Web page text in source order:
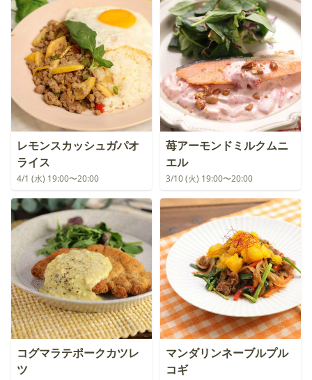
レモンスカッシュガパオ
ライス
4/1 (水) 19:00〜20:00
苺アーモンドミルクムニ
エル
3/10 (火) 19:00〜20:00
コグマラテポークカツレ
ツ
マンダリンネーブルプル
コギ